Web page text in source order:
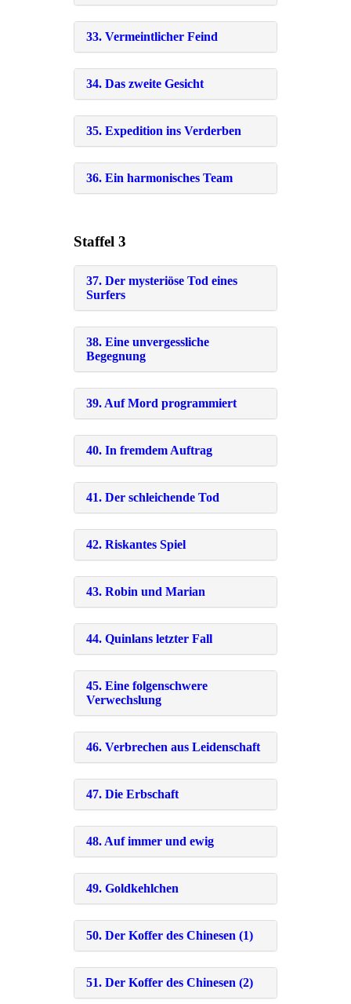
33. Vermeintlicher Feind
34. Das zweite Gesicht
35. Expedition ins Verderben
36. Ein harmonisches Team
Staffel 3
37. Der mysteriöse Tod eines
Surfers
38. Eine unvergessliche
Begegnung
39. Auf Mord programmiert
40. In fremdem Auftrag
41. Der schleichende Tod
42. Riskantes Spiel
43. Robin und Marian
44. Quinlans letzter Fall
45. Eine folgenschwere
Verwechslung
46. Verbrechen aus Leidenschaft
47. Die Erbschaft
48. Auf immer und ewig
49. Goldkehlchen
50. Der Koffer des Chinesen (1)
51. Der Koffer des Chinesen (2)